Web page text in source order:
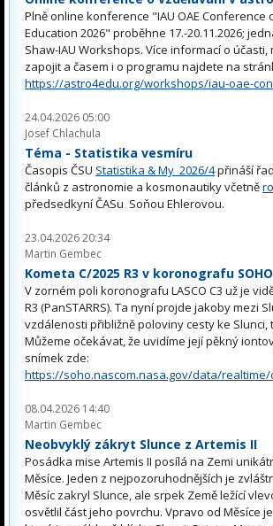
Plně online konference "IAU OAE Conference
Education 2026" proběhne 17.-20.11.2026;
Shaw-IAU Workshops. Více informací o účasti,
zapojit a časem i o programu najdete na
https://astro4edu.org/workshops/iau-oae-
24.04.2026 05:00
Josef Chlachula
Téma - Statistika vesmíru
Časopis ČSU Statistika & My 2026/4přináší
článků z astronomie a kosmonautiky včetně
předsedkyní ČASu Soňou Ehlerovou.
23.04.2026 20:34
Martin Gembec
Kometa C/2025 R3 v koronografu SOHO
V zorném poli koronografu LASCO C3 už je
R3 (PanSTARRS). Ta nyní projde jakoby mezi
vzdálenosti přibližně poloviny cesty ke Slunci,
Můžeme očekávat, že uvidíme její pěkný
snímek zde:
https://soho.nascom.nasa.gov/data/realtime/
08.04.2026 14:40
Martin Gembec
Neobvyklý zákryt Slunce z Artemis II
Posádka mise Artemis II posílá na Zemi
Měsíce. Jeden z nejpozoruhodnějších je
Měsíc zakryl Slunce, ale srpek Země ležící
osvětlil část jeho povrchu. Vpravo od Měsíce